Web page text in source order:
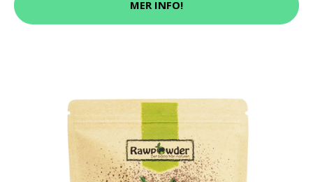
MER INFO!